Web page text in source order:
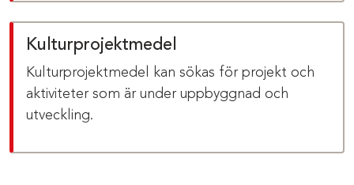
Kulturprojektmedel
Kulturprojektmedel kan sökas för projekt och
aktiviteter som är under uppbyggnad och
utveckling.